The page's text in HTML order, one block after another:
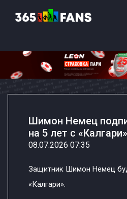
Шимон Немец
на 5 лет с «Калгари»
08.07.2026 07:35
Защитник Шимон Немец
«Калгари».